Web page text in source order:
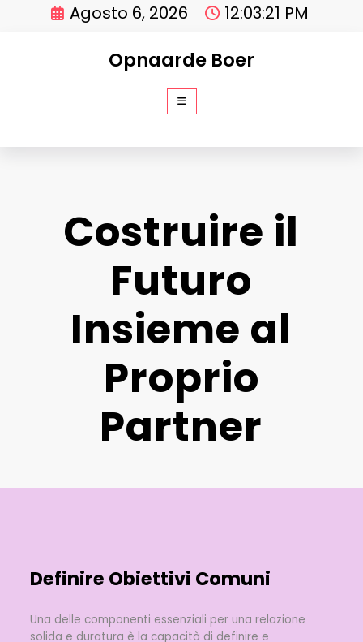
Agosto 6, 2026 12:03:21 PM
Opnaarde Boer
Costruire il
Futuro
Insieme al
Proprio
Partner
Definire Obiettivi Comuni
Una delle componenti essenziali per una relazione
solida e duratura è la capacità di definire e